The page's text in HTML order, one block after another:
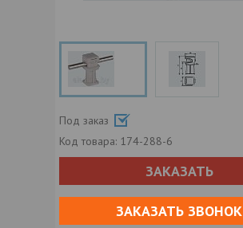
Под заказ
Код товара: 174-288-6
ЗАКАЗАТЬ
ЗАКАЗАТЬ ЗВОНОК